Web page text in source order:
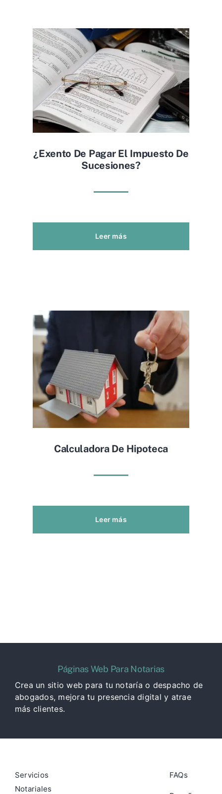
¿exento De Pagar El Impuesto De
Sucesiones?
Leer más
Calculadora De Hipoteca
Leer más
Páginas Web Para Notarias
Crea un sitio web para tu notaría o despacho de
abogados, mejora tu presencia digital y atrae
más clientes.
Servicios
Notariales
FAQs